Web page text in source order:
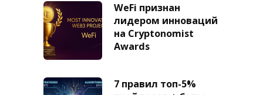
WeFi признан
лидером инноваций
на Cryptonomist
Awards
7 правил топ-5%